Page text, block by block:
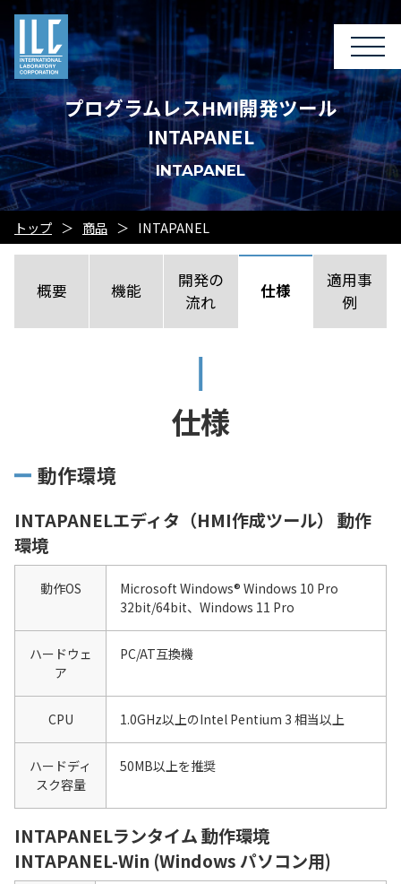
プログラムレスHMI開発ツール
INTAPANEL
INTAPANEL
トップ 商品 INTAPANEL
概要 機能
開発の
流れ
仕様
適用事
例
仕様
動作環境
INTAPANELエディタ（HMI作成ツール） 動作
環境
動作OS
Microsoft Windows® Windows 10 Pro
32bit/64bit、Windows 11 Pro
ハードウェ
ア
PC/AT互換機
CPU 1.0GHz以上のIntel Pentium 3 相当以上
ハードディ
スク容量
50MB以上を推奨
INTAPANELランタイム 動作環境
INTAPANEL-Win (Windows パソコン用)